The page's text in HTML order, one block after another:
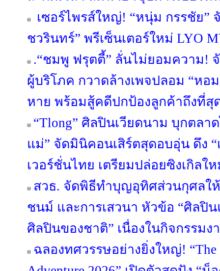
เซอร์ไพรส์ใหญ่! “หนุ่ม กรรชัย”
ชวรินทร์” พรีเซ็นเตอร์ใหม่ LYO
.“ชมพู ฟรุตตี้” ลั่นไม่ยอมความ!
ผู้บริโภค กวาดล้างเพจปลอม “หอ
หาย พร้อมสู้คดีปกป้องลูกค้าถึงที่สุ
“Tlong” ศิลปินเวียดนาม บุกตล
แม่” จัดมินิคอนเสิร์ตสุดอบอุ่น ดึง “
เวอร์ชั่นไทย เตรียมปล่อยซิงเกิลใ
สวธ. จัดพิธีทำบุญอุทิศส่วนกุศลใ
ชนม์ และการเสวนา หัวข้อ “ศิลปิ
ศิลปินของชาติ” เนื่องในกิจกรรม
ฉลองทศวรรษอย่างยิ่งใหญ่! “The